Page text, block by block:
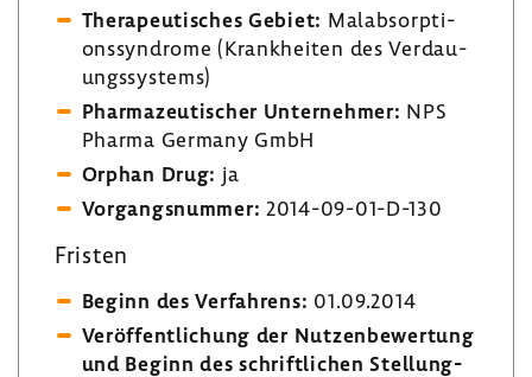
Thera­peu­ti­sches Gebiet: Malab­sorp­ti­
ons­syn­drome (Krank­heiten des Verdau­
ungs­sys­tems)
Phar­ma­zeu­ti­scher Unter­nehmer: NPS
Pharma Germany GmbH
Orphan Drug: ja
Vorgangs­nummer: 2014-​09-01-D-130
Fristen
Beginn des Verfah­rens: 01.09.2014
Veröf­fent­li­chung der Nutzen­be­wer­tung
und Beginn des schrift­li­chen Stel­lung­